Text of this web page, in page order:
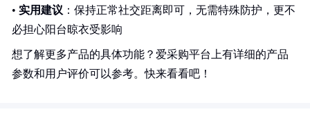
• 实用建议 ：保持正常社交距离即可，无需特殊防护，更不
必担心阳台晾衣受影响
想了解更多产品的具体功能？爱采购平台上有详细的产品
参数和用户评价可以参考。快来看看吧！